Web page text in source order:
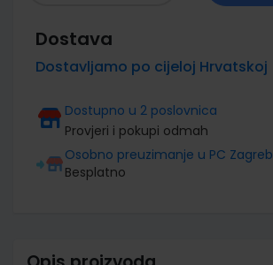
Dostava
Dostavljamo po cijeloj Hrvatskoj
Dostupno u 2 poslovnica
Provjeri i pokupi odmah
Osobno preuzimanje u PC Zagreb
Besplatno